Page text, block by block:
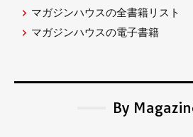
マガジンハウスの全書籍リスト
マガジンハウスの電子書籍
By